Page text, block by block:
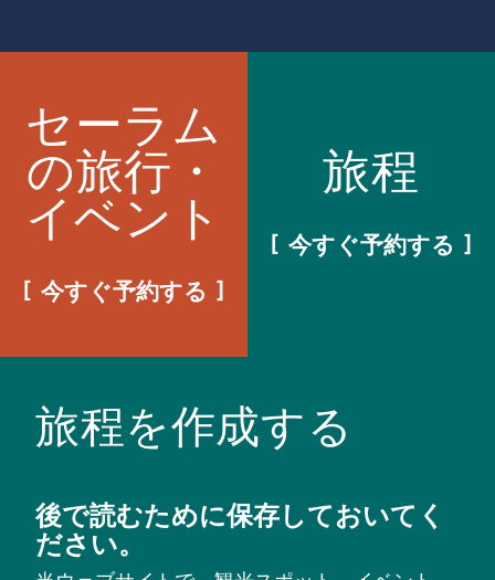
セーラム
の旅行・
イベント
今すぐ予約する
旅程
今すぐ予約する
旅程を作成する
後で読むために保存しておいてく
ださい。